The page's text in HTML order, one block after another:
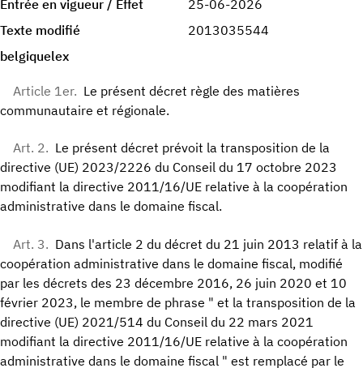
Entrée en vigueur / Effet
25-06-2026
Texte modifié
2013035544
belgiquelex
Article 1er. Le présent décret règle des matières
communautaire et régionale.
Art. 2. Le présent décret prévoit la transposition de la
directive (UE) 2023/2226 du Conseil du 17 octobre 2023
modifiant la directive 2011/16/UE relative à la coopération
administrative dans le domaine fiscal.
Art. 3. Dans l'article 2 du décret du 21 juin 2013 relatif à la
coopération administrative dans le domaine fiscal, modifié
par les décrets des 23 décembre 2016, 26 juin 2020 et 10
février 2023, le membre de phrase " et la transposition de la
directive (UE) 2021/514 du Conseil du 22 mars 2021
modifiant la directive 2011/16/UE relative à la coopération
administrative dans le domaine fiscal " est remplacé par le